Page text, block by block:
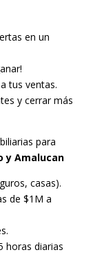
en un
tus ventas.
y cerrar más
para
y Amalucan
casas).
de $1M a
horas diarias